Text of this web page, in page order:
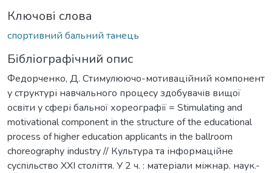
Ключові слова
спортивний бальний танець
Бібліографічний опис
Федорченко, Д. Стимулюючо-мотиваційний компонент
у структурі навчального процесу здобувачів вищої
освіти у сфері бальної хореографії = Stimulating and
motivational component in the structure of the educational
process of higher education applicants in the ballroom
choreography іndustry // Культура та інформаційне
суспільство ХХІ століття. У 2 ч. : матеріали міжнар. наук.-